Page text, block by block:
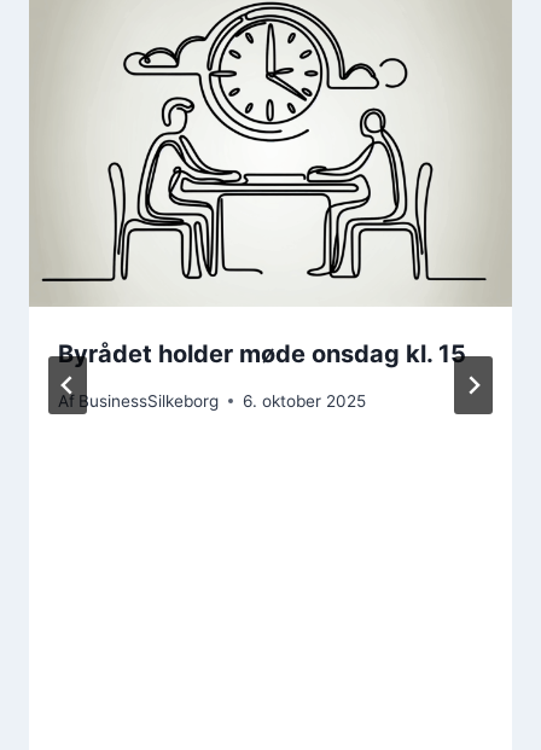
Byrådet holder møde onsdag kl. 15
Af BusinessSilkeborg 6. oktober 2025